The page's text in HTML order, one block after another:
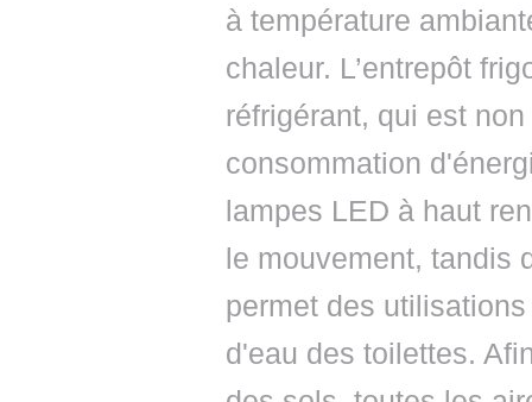
à température
chaleur. L’entrepôt
réfrigérant, qui est
consommation
lampes LED à haut
le mouvement, tandis
permet des
d'eau des toilettes.